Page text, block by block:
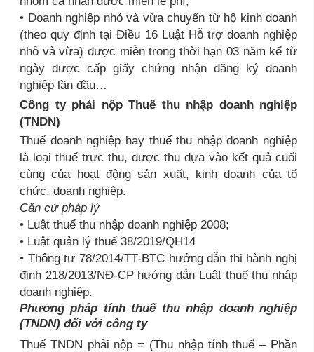
• Doanh nghiệp nhỏ và vừa chuyển từ hộ kinh doanh
(theo quy định tại Điều 16 Luật Hỗ trợ doanh nghiệp
nhỏ và vừa) được miễn trong thời hạn 03 năm kể từ
ngày được cấp giấy chứng nhận đăng ký doanh
nghiệp lần đầu…
Công ty phải nộp Thuế thu nhập doanh nghiệp
(TNDN)
Thuế doanh nghiệp hay thuế thu nhập doanh nghiệp
là loại thuế trực thu, được thu dựa vào kết quả cuối
cùng của hoạt động sản xuất, kinh doanh của tổ
chức, doanh nghiệp.
Căn cứ pháp lý
• Luật thuế thu nhập doanh nghiệp 2008;
• Luật quản lý thuế 38/2019/QH14
• Thông tư 78/2014/TT-BTC hướng dẫn thi hành nghị
định 218/2013/NĐ-CP hướng dẫn Luật thuế thu nhập
doanh nghiệp.
Phương pháp tính thuế thu nhập doanh nghiệp
(TNDN) đối với công ty
Thuế TNDN phải nộp = (Thu nhập tính thuế – Phần